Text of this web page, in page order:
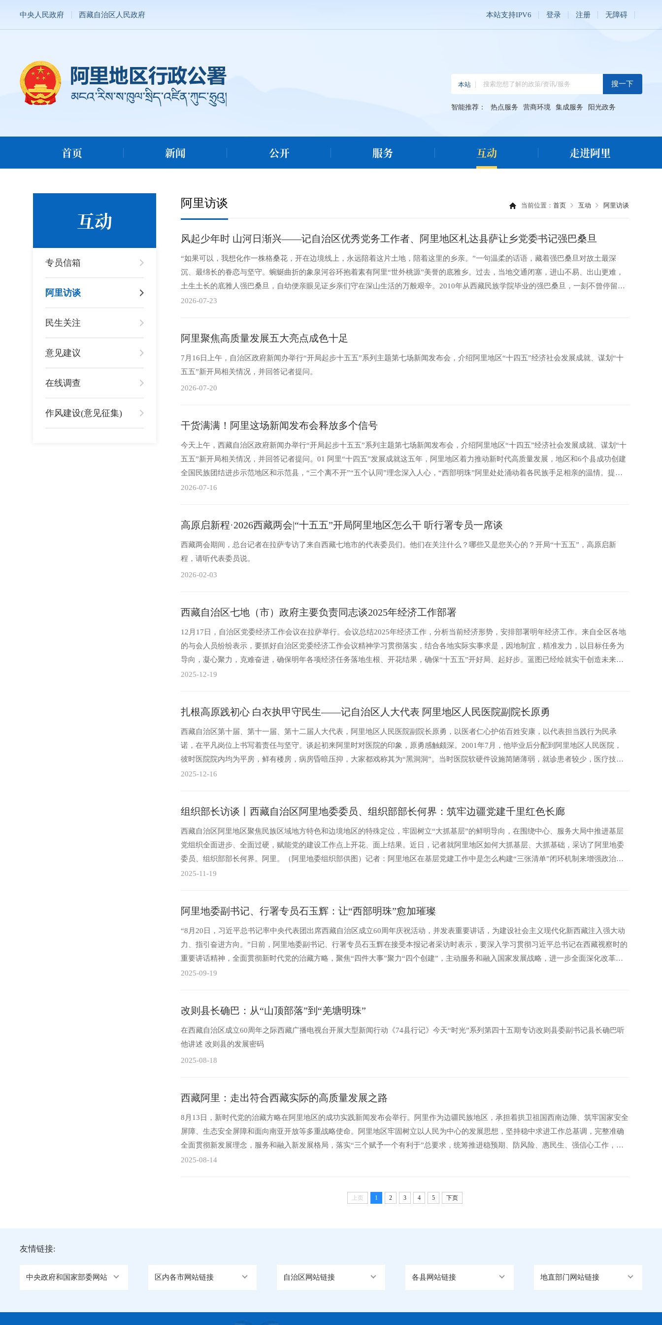
中央人民政府 西藏自治区人民政府 本站支持IPV6 登录 注册 无障碍
智能推荐： 热点服务 营商环境 集成服务 阳光政务
首页 新闻 公开 服务 互动 走进阿里
互动
专员信箱
阿里访谈
民生关注
意见建议
在线调查
作风建设(意见征集)
阿里访谈 当前位置： 首页 互动 阿里访谈
风起少年时 山河日渐兴——记自治区优秀党务工作者、阿里地区札达县萨让乡党委书记强巴桑旦
“如果可以，我想化作一株格桑花，开在边境线上，永远陪着这片土地，陪着这里的乡亲。”一句温柔的话语，藏着强巴桑旦对故土最深
沉、最绵长的眷恋与坚守。蜿蜒曲折的象泉河谷环抱着素有阿里“世外桃源”美誉的底雅乡。过去，当地交通闭塞，进山不易、出山更难，
土生土长的底雅人强巴桑旦，自幼便亲眼见证乡亲们守在深山生活的万般艰辛。2010年从西藏民族学院毕业的强巴桑旦，一刻不曾停留，
连夜踏上归乡的路途。“这里不是我走出的大山，...
2026-07-23
阿里聚焦高质量发展五大亮点成色十足
7月16日上午，自治区政府新闻办举行“开局起步十五五”系列主题第七场新闻发布会，介绍阿里地区“十四五”经济社会发展成就、谋划“十
五五”新开局相关情况，并回答记者提问。
2026-07-20
干货满满！阿里这场新闻发布会释放多个信号
今天上午，西藏自治区政府新闻办举行“开局起步十五五”系列主题第七场新闻发布会，介绍阿里地区“十四五”经济社会发展成就、谋划“十
五五”新开局相关情况，并回答记者提问。01 阿里“十四五”发展成就这五年，阿里地区着力推动新时代高质量发展，地区和6个县成功创建
全国民族团结进步示范地区和示范县，“三个离不开”“五个认同”理念深入人心，“西部明珠”阿里处处涌动着各民族手足相亲的温情。提质
增效，经济动能更强劲。这五年，...
2026-07-16
高原启新程·2026西藏两会|“十五五”开局阿里地区怎么干 听行署专员一席谈
西藏两会期间，总台记者在拉萨专访了来自西藏七地市的代表委员们。他们在关注什么？哪些又是您关心的？开局“十五五”，高原启新
程，请听代表委员说。
2026-02-03
西藏自治区七地（市）政府主要负责同志谈2025年经济工作部署
12月17日，自治区党委经济工作会议在拉萨举行。会议总结2025年经济工作，分析当前经济形势，安排部署明年经济工作。来自全区各地
的与会人员纷纷表示，要抓好自治区党委经济工作会议精神学习贯彻落实，结合各地实际实事求是，因地制宜，精准发力，以目标任务为
导向，凝心聚力，克难奋进，确保明年各项经济任务落地生根、开花结果，确保“十五五”开好局、起好步。蓝图已经绘就实干创造未来西
藏七地市市长专员结合当地发展实际亮出实干举措西藏七地市市长专员如何规划拉萨市委副书记 ...
2025-12-19
扎根高原践初心 白衣执甲守民生——记自治区人大代表 阿里地区人民医院副院长原勇
西藏自治区第十届、第十一届、第十二届人大代表，阿里地区人民医院副院长原勇，以医者仁心护佑百姓安康，以代表担当践行为民承
诺，在平凡岗位上书写着责任与坚守。谈起初来阿里时对医院的印象，原勇感触颇深。2001年7月，他毕业后分配到阿里地区人民医院，
彼时医院院内均为平房，鲜有楼房，病房昏暗压抑，大家都戏称其为“黑洞洞”。当时医院软硬件设施简陋薄弱，就诊患者较少，医疗技术
水平有限，仅能开展阑尾炎、胆囊切除术等基础手术，...
2025-12-16
组织部长访谈丨西藏自治区阿里地委委员、组织部部长何界：筑牢边疆党建千里红色长廊
西藏自治区阿里地区聚焦民族区域地方特色和边境地区的特殊定位，牢固树立“大抓基层”的鲜明导向，在围绕中心、服务大局中推进基层
党组织全面进步、全面过硬，赋能党的建设工作点上开花、面上结果。近日，记者就阿里地区如何大抓基层、大抓基础，采访了阿里地委
委员、组织部部长何界。阿里。（阿里地委组织部供图）记者：阿里地区在基层党建工作中是怎么构建“三张清单”闭环机制来增强政治引
领力的？何界：首先，学习清单明方向。以习近平新时代中国特色社会主义思想为指导，...
2025-11-19
阿里地委副书记、行署专员石玉辉：让“西部明珠”愈加璀璨
“8月20日，习近平总书记率中央代表团出席西藏自治区成立60周年庆祝活动，并发表重要讲话，为建设社会主义现代化新西藏注入强大动
力、指引奋进方向。”日前，阿里地委副书记、行署专员石玉辉在接受本报记者采访时表示，要深入学习贯彻习近平总书记在西藏视察时的
重要讲话精神，全面贯彻新时代党的治藏方略，聚焦“四件大事”聚力“四个创建”，主动服务和融入国家发展战略，进一步全面深化改革，
把阿里地区建设得更加美好，让雪域高原的“...
2025-09-19
改则县长确巴：从“山顶部落”到“羌塘明珠”
在西藏自治区成立60周年之际西藏广播电视台开展大型新闻行动《74县行记》今天“时光”系列第四十五期专访改则县委副书记县长确巴听
他讲述 改则县的发展密码
2025-08-18
西藏阿里：走出符合西藏实际的高质量发展之路
8月13日，新时代党的治藏方略在阿里地区的成功实践新闻发布会举行。阿里作为边疆民族地区，承担着拱卫祖国西南边陲、筑牢国家安全
屏障、生态安全屏障和面向南亚开放等多重战略使命。阿里地区牢固树立以人民为中心的发展思想，坚持稳中求进工作总基调，完整准确
全面贯彻新发展理念，服务和融入新发展格局，落实“三个赋予一个有利于”总要求，统筹推进稳预期、防风险、惠民生、强信心工作，推
动高原经济高质量发展取得新成效。在保障和改善民生，...
2025-08-14
上页 1 2 3 4 5 下页
友情链接:
中央政府和国家部委网站 区内各市网站链接 自治区网站链接 各县网站链接 地直部门网站链接